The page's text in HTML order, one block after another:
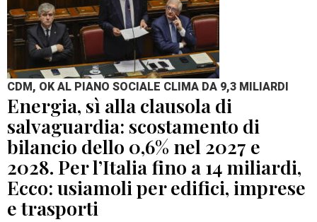
CDM, OK AL PIANO SOCIALE CLIMA DA 9,3 MILIARDI
Energia, sì alla clausola di
salvaguardia: scostamento di
bilancio dello 0,6% nel 2027 e
2028. Per l’Italia fino a 14 miliardi,
Ecco: usiamoli per edifici, imprese
e trasporti